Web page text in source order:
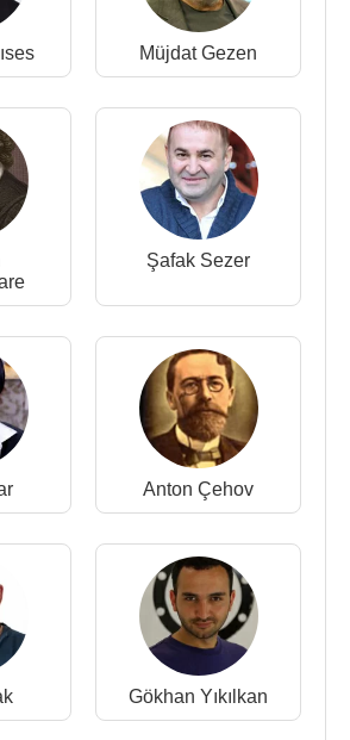
Yakası
Hikayeleri - Ana Beni Eversene
Kıralı
Programlar
:
Star TV
TV Kanal D
FOX
tv8
Kuşu Show Tv
Müjdat Gezen
Şafak Sezer
Anton Çehov
Gökhan Yıkılkan